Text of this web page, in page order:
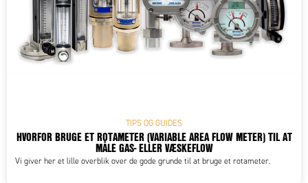
TIPS OG GUIDES
HVORFOR BRUGE ET ROTAMETER (VARIABLE AREA FLOW METER) TIL AT
MÅLE GAS- ELLER VÆSKEFLOW
Vi giver her et lille overblik over de gode grunde til at bruge et rotameter.